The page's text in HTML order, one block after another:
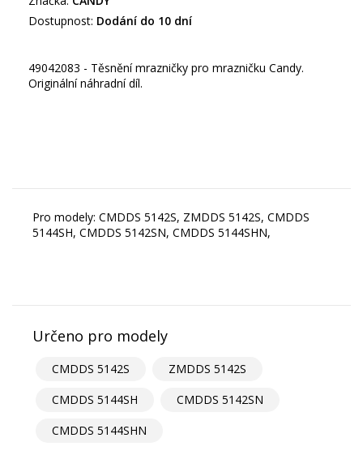
Dostupnost: Dodání do 10 dní
49042083 - Těsnění mrazničky pro mrazničku Candy.
Originální náhradní díl.
Pro modely: CMDDS 5142S, ZMDDS 5142S, CMDDS
5144SH, CMDDS 5142SN, CMDDS 5144SHN,
Určeno pro modely
CMDDS 5142S
ZMDDS 5142S
CMDDS 5144SH
CMDDS 5142SN
CMDDS 5144SHN